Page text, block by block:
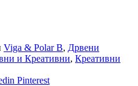
Viga & Polar B, Дрвени
и Креативни, Креативни
Pinterest